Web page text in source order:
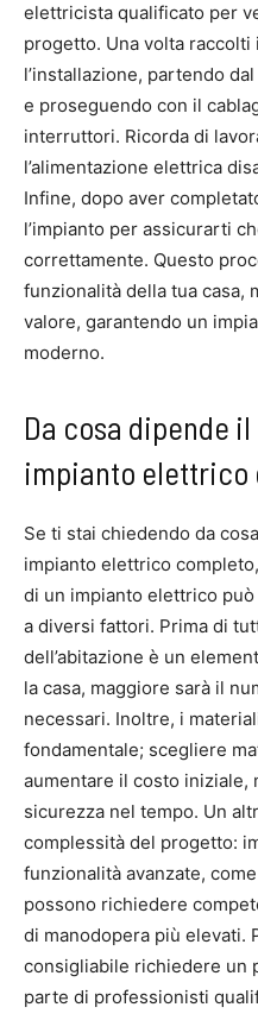
elettricista qualificato per
progetto. Una volta
l’installazione, partendo
e proseguendo con il
interruttori. Ricorda di
l’alimentazione elettrica
Infine, dopo aver
l’impianto per assicurarti
correttamente. Questo
funzionalità della tua casa,
valore, garantendo un
moderno.
Da cosa dipende
impianto elettrico
Se ti stai chiedendo da
impianto elettrico
di un impianto elettrico
a diversi fattori. Prima di
dell’abitazione è un
la casa, maggiore sarà il
necessari. Inoltre, i
fondamentale; scegliere
aumentare il costo iniziale,
sicurezza nel tempo. Un
complessità del progetto:
funzionalità avanzate,
possono richiedere
di manodopera più elevati.
consigliabile richiedere un
parte di professionisti